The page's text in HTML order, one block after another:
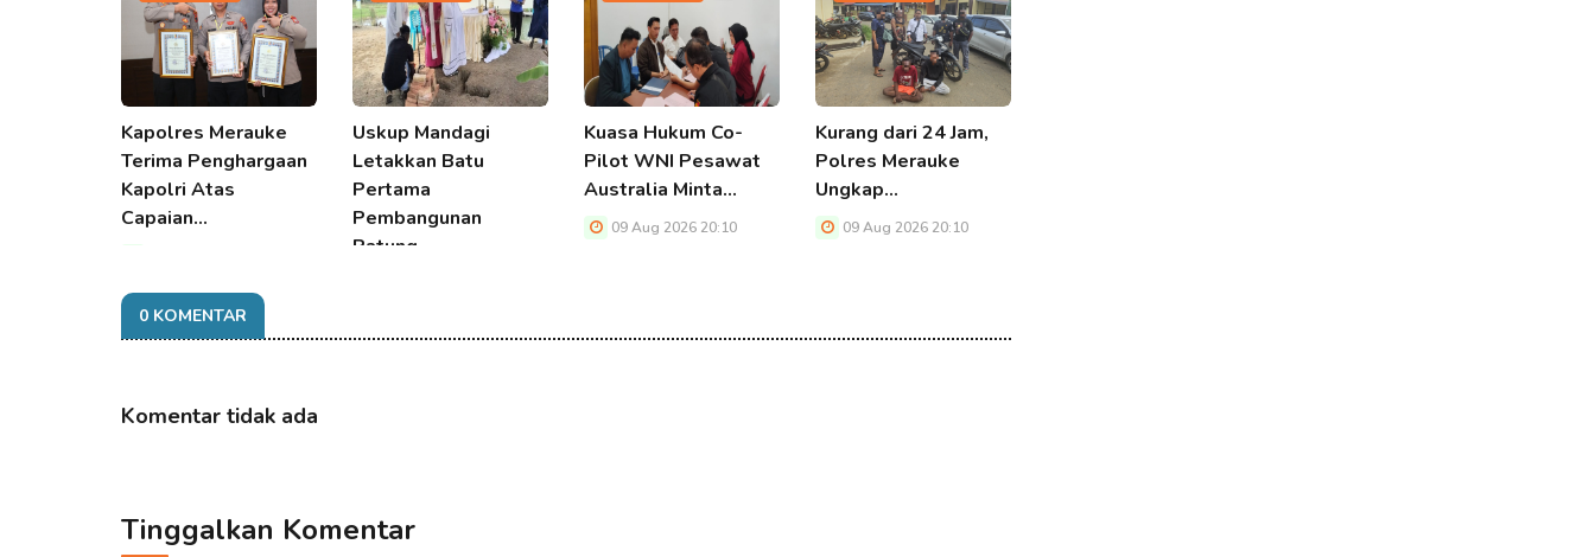
Kapolres Merauke
Terima Penghargaan
Kapolri Atas
Capaian…
Uskup Mandagi
Letakkan Batu
Pertama
Pembangunan
Patung…
Kuasa Hukum Co-
Pilot WNI Pesawat
Australia Minta…
09 Aug 2026 20:10
Kurang dari 24 Jam,
Polres Merauke
Ungkap…
09 Aug 2026 20:10
0 KOMENTAR
Komentar tidak ada
Tinggalkan Komentar